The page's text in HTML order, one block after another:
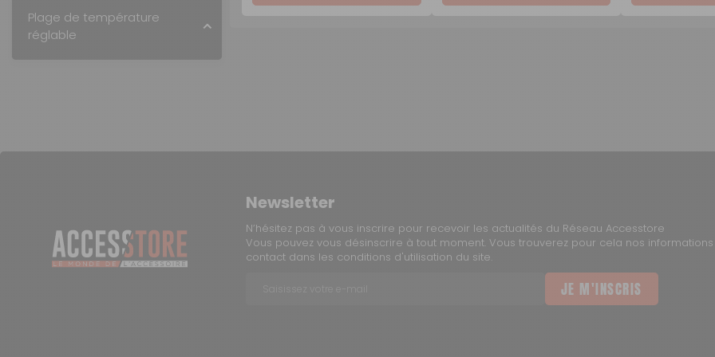
Plage de température
réglable
Newsletter
N’hésitez pas à vous inscrire pour recevoir les actualités du Réseau Accesstore
Vous pouvez vous désinscrire à tout moment. Vous trouverez pour cela nos
contact dans les conditions d'utilisation du site.
JE M'INSCRIS